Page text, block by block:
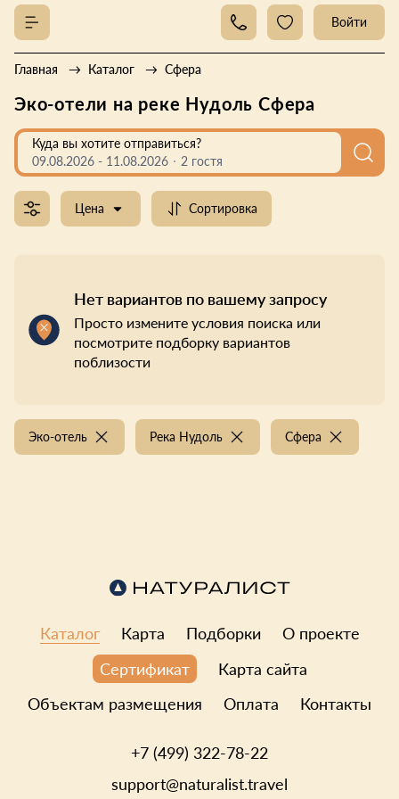
Войти
Главная Каталог Сфера
Эко-отели на реке Нудоль Сфера
Куда вы хотите отправиться?
09.08.2026 - 11.08.2026 2 гостя
Цена Сортировка
Нет вариантов по вашему запросу
Просто измените условия поиска или
посмотрите подборку вариантов
поблизости
Эко-отель Река Нудоль Сфера
Каталог Карта Подборки
О проекте
Сертификат
Карта сайта
Объектам размещения
Оплата Контакты
+7 (499) 322-78-22
support@naturalist.travel